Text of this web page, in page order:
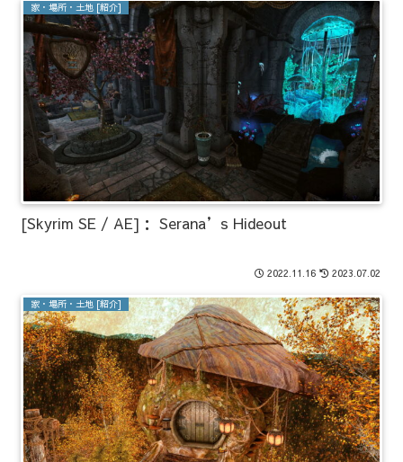
家・場所・土地 [紹介]
[Skyrim SE / AE]： Serana’s Hideout
2022.11.16 2023.07.02
家・場所・土地 [紹介]